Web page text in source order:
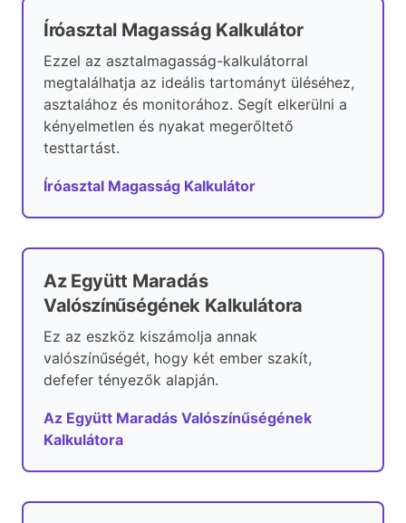
Íróasztal Magasság Kalkulátor
Ezzel az asztalmagasság-kalkulátorral
megtalálhatja az ideális tartományt üléséhez,
asztalához és monitorához. Segít elkerülni a
kényelmetlen és nyakat megerőltető
testtartást.
Íróasztal Magasság Kalkulátor
Az Együtt Maradás
Valószínűségének Kalkulátora
Ez az eszköz kiszámolja annak
valószínűségét, hogy két ember szakít,
defefer tényezők alapján.
Az Együtt Maradás Valószínűségének
Kalkulátora